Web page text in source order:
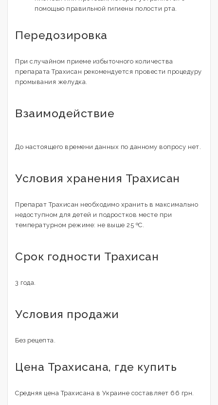
помощью правильной гигиены полости рта.
Передозировка
При случайном приеме избыточного количества
препарата Трахисан рекомендуется провести процедуру
промывания желудка.
Взаимодействие
До настоящего времени данных по данному вопросу нет.
Условия хранения Трахисан
Препарат Трахисан необходимо хранить в максимально
недоступном для детей и подростков месте при
температурном режиме: не выше 25 ºС.
Срок годности Трахисан
3 года.
Условия продажи
Без рецепта.
Цена Трахисана, где купить
Средняя цена Трахисана в Украине составляет 66 грн.